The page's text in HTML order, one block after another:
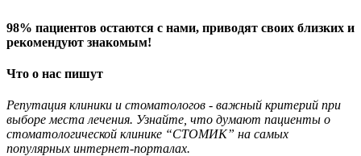
98% пациентов остаются с нами, приводят своих близких и
рекомендуют знакомым!
Что о нас пишут
Репутация клиники и стоматологов - важный критерий при
выборе места лечения. Узнайте, что думают пациенты о
стоматологической клинике “СТОМИК” на самых
популярных интернет-порталах.